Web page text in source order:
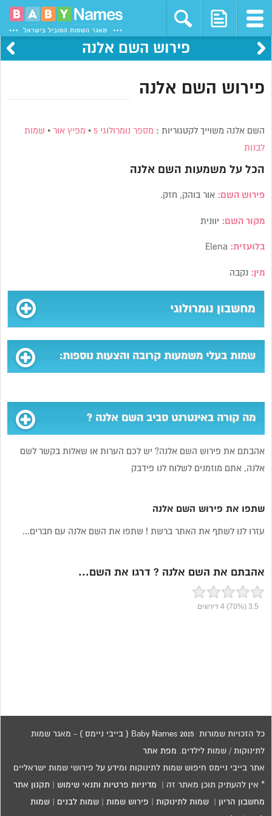
פירוש השם אלנה
פירוש השם אלנה
השם אלנה משוייך לקטגוריות : מספר נומרולוגי 5 • מפיץ אור • שמות
לבנות
הכל על משמעות השם אלנה
פירוש השם: אור בוהק, חזק.
מקור השם: יוונית
בלועזית:
מין: נקבה
מחשבון נומרולוגי
שמות בעלי משמעות קרובה והצעות נוספות:
מה קורה באינטרנט סביב השם אלנה ?
אהבתם את פירוש השם אלנה? יש לכם הערות או שאלות בקשר לשם
אלנה, אתם מוזמנים לשלוח לנו פידבק
שתפו את פירוש השם אלנה
עזרו לנו לשתף את האתר ברשת ! שתפו את השם אלנה עם חברים...
אהבתם את השם אלנה ? דרגו את השם...
3.5
(70%)
4דירוגים
כל הזכויות שמורות 2015 Baby Names ( בייבי ניימס ) - מאגר שמות
לתינוקות / שמות לילדים. מפת אתר
אתר בייבי ניימס חיפוש שמות לתינוקות ומידע על פירושי שמות ישראליים
* אין להעתיק תוכן מאתר זה | מדיניות פרטיות ותנאי שימוש תקנון אתר
מחשבון הריון |שמות לתינוקות פירוש שמות |שמות לבנים |שמות